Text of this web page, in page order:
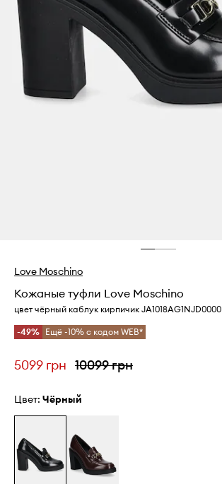
Love Moschino
Кожаные туфли Love Moschino
цвет чёрный каблук кирпичик JA1018AG1NJD0000
-49% Ещё -10% с кодом WEB*
5099 грн 10099 грн
Цвет: чёрный